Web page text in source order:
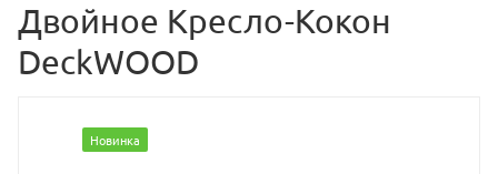
Двойное Кресло-Кокон
DeckWOOD
Новинка